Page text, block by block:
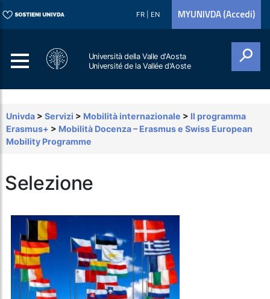
FR EN MYUNIVDA (Accedi)
Università della Valle d'Aosta
Université de la Vallée d'Aoste
Univda > Servizi > Mobilità internazionale > Il programma
Erasmus+ > Mobilità Docenza – Erasmus e Swiss European
Mobility Programme
Selezione